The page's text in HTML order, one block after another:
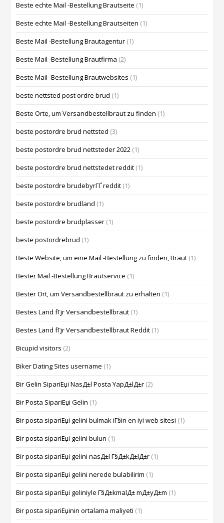
Beste echte Mail -Bestellung Brautseite (1)
Beste echte Mail -Bestellung Brautseiten (1)
Beste Mail -Bestellung Brautagentur (1)
Beste Mail -Bestellung Brautfirma (2)
Beste Mail -Bestellung Brautwebsites (1)
beste nettsted post ordre brud (1)
Beste Orte, um Versandbestellbraut zu finden (1)
beste postordre brud nettsted (3)
beste postordre brud nettsteder 2022 (1)
beste postordre brud nettstedet reddit (1)
beste postordre brudebyrГҐ reddit (1)
beste postordre brudland (1)
beste postordre brudplasser (1)
beste postordrebrud (1)
Beste Website, um eine Mail -Bestellung zu finden, Braut (1)
Bester Mail -Bestellung Brautservice (1)
Bester Ort, um Versandbestellbraut zu erhalten (1)
Bestes Land fГјr Versandbestellbraut (1)
Bestes Land fГјr Versandbestellbraut Reddit (1)
Bicupid visitors (2)
Biker Dating Sites username (1)
Bir Gelin SipariЕџi NasД±l Posta YapД±lД±r (2)
Bir Posta SipariЕџi Gelin (1)
Bir posta sipariЕџi gelini bulmak iГ§in en iyi web sitesi (1)
Bir posta sipariЕџi gelini bulun (1)
Bir posta sipariЕџi gelini nasД±l Г§Д±kД±lД±r (1)
Bir posta sipariЕџi gelini nerede bulabilirim (1)
Bir posta sipariЕџi geliniyle Г§Д±kmalД± mД±yД±m (1)
Bir posta sipariЕџinin ortalama maliyeti (1)